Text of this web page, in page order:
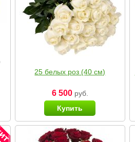
25 белых роз (40 см)
6 500руб.
Купить